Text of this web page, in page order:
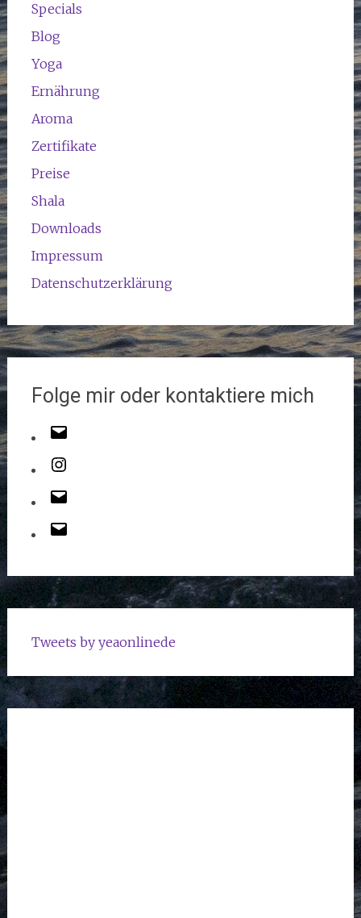
Specials
Blog
Yoga
Ernährung
Aroma
Zertifikate
Preise
Shala
Downloads
Impressum
Datenschutzerklärung
Folge mir oder kontaktiere mich
Tweets by yeaonlinede